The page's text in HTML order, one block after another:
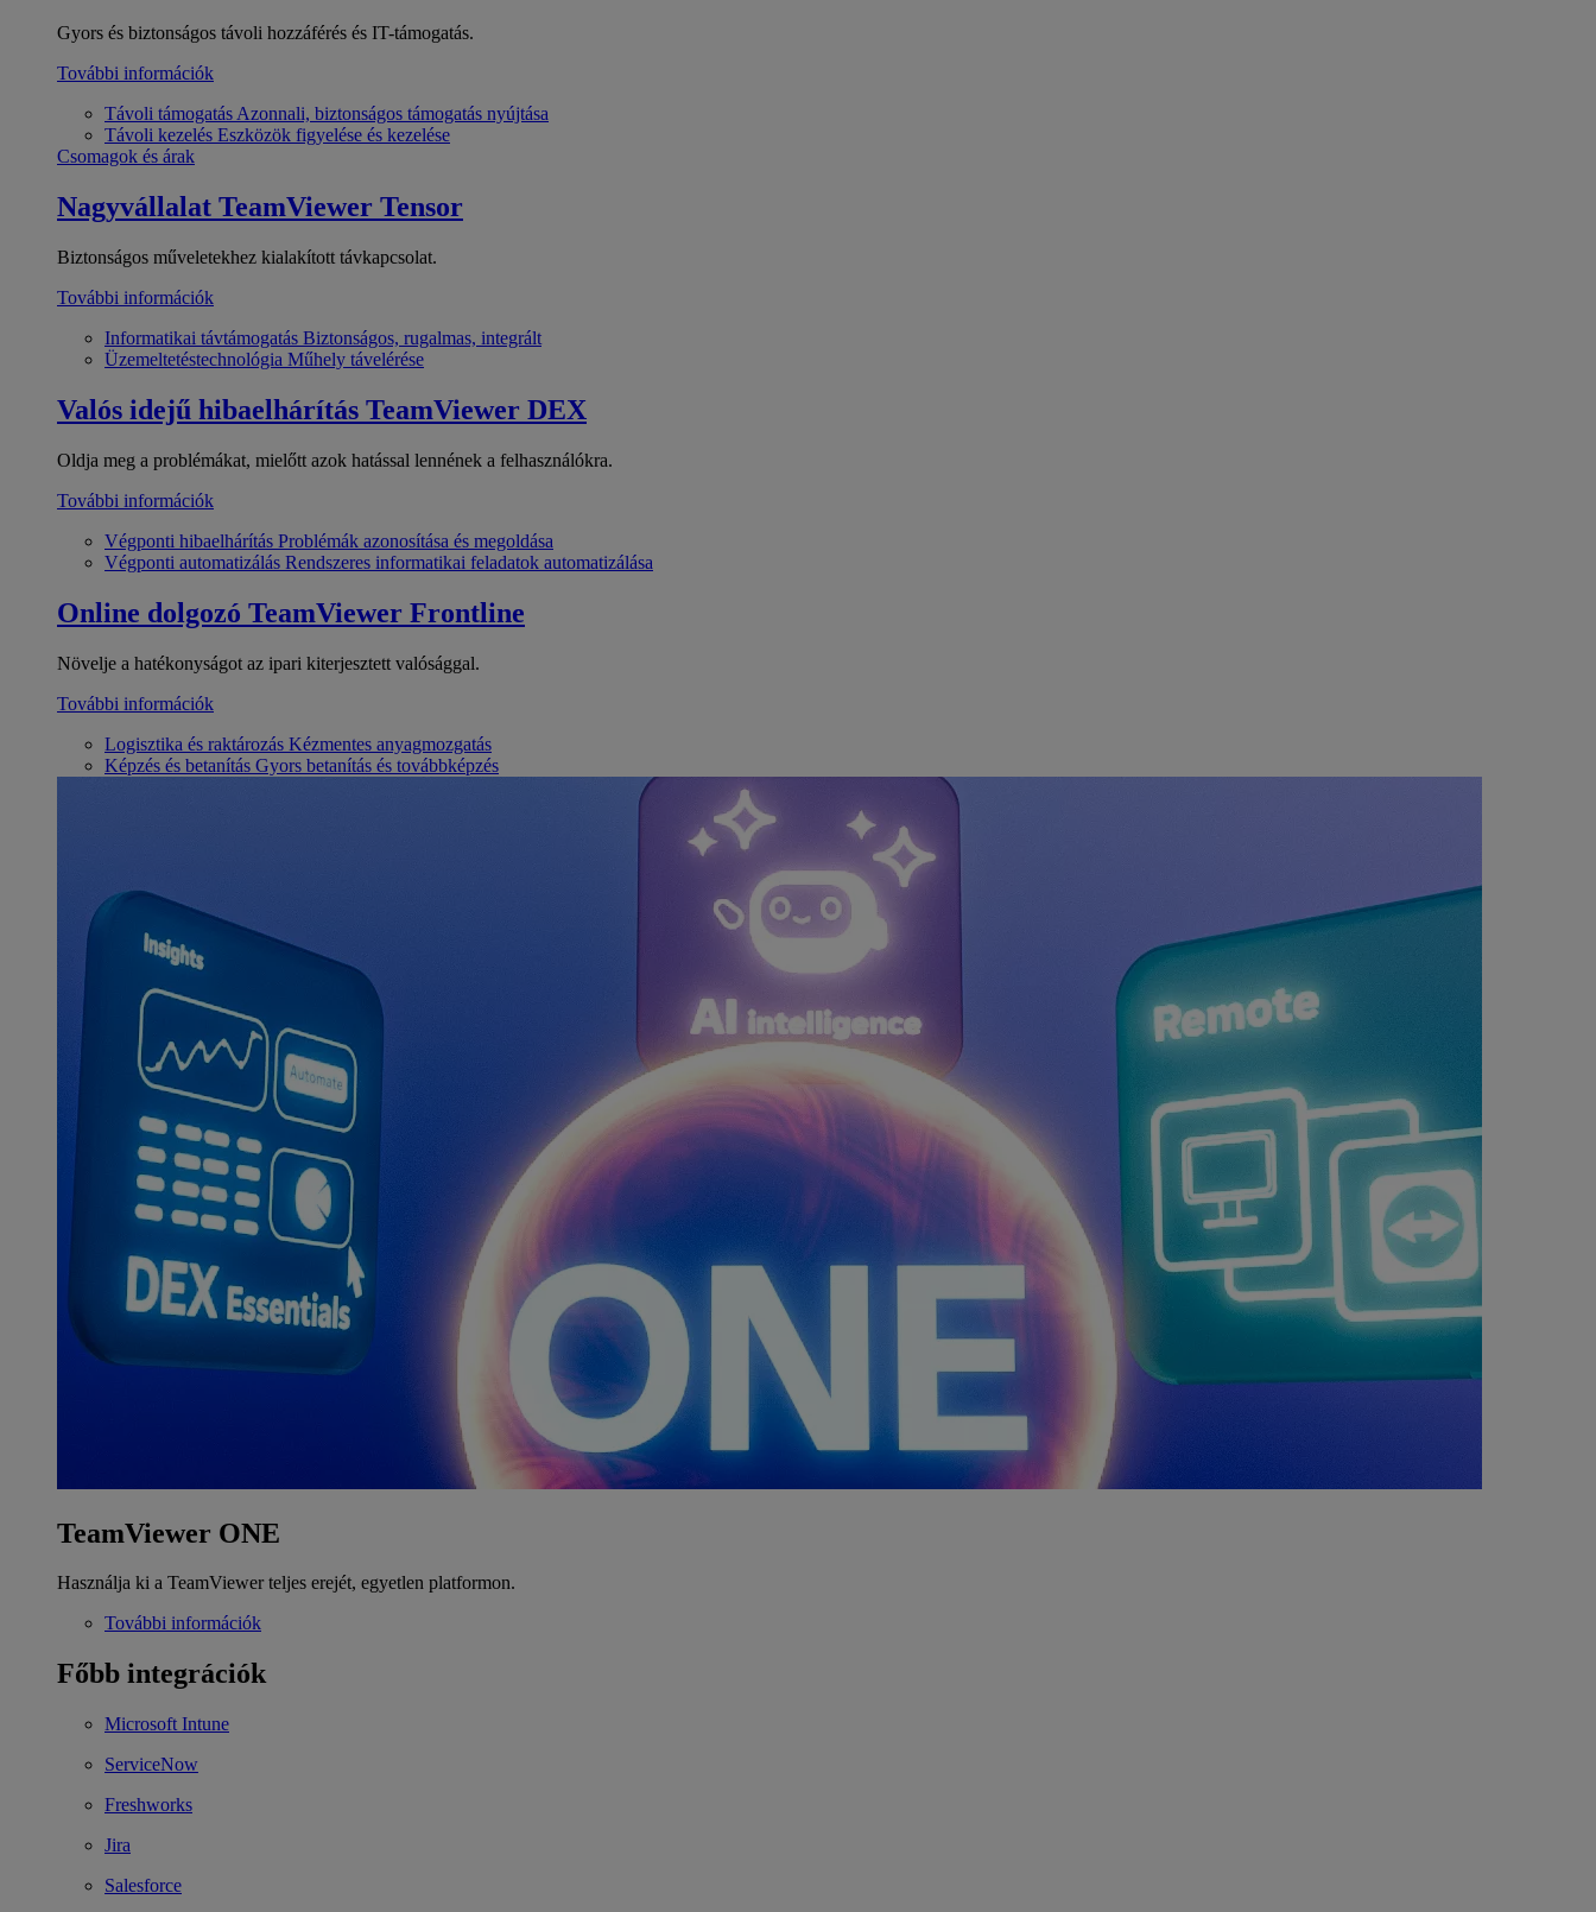
Gyors és biztonságos távoli hozzáférés és IT-támogatás.
További információk
Távoli támogatás Azonnali, biztonságos támogatás nyújtása
Távoli kezelés Eszközök figyelése és kezelése
Csomagok és árak
Nagyvállalat TeamViewer Tensor
Biztonságos műveletekhez kialakított távkapcsolat.
További információk
Informatikai távtámogatás Biztonságos, rugalmas, integrált
Üzemeltetéstechnológia Műhely távelérése
Valós idejű hibaelhárítás TeamViewer DEX
Oldja meg a problémákat, mielőtt azok hatással lennének a felhasználókra.
További információk
Végponti hibaelhárítás Problémák azonosítása és megoldása
Végponti automatizálás Rendszeres informatikai feladatok automatizálása
Online dolgozó TeamViewer Frontline
Növelje a hatékonyságot az ipari kiterjesztett valósággal.
További információk
Logisztika és raktározás Kézmentes anyagmozgatás
Képzés és betanítás Gyors betanítás és továbbképzés
TeamViewer ONE
Használja ki a TeamViewer teljes erejét, egyetlen platformon.
További információk
Főbb integrációk
Microsoft Intune
ServiceNow
Freshworks
Jira
Salesforce